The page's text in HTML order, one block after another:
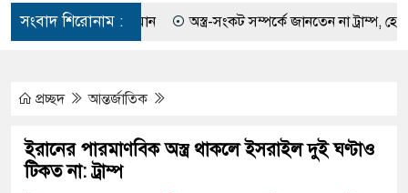
সংবাদ শিরোনাম :
এফ রহমান অস্ত্র-সংকট সম্পর্কে জানতেন না ট্রাম্প, হেগসেথের সঙ্গে
প্রচ্ছদ আন্তর্জাতিক
ইরানের পারমাণবিক অস্ত্র থাকলে ইসরাইল দুই ঘণ্টাও
টিকত না: ট্রাম্প